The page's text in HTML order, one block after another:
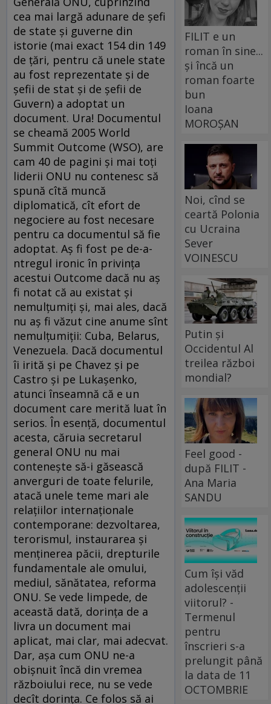
cea mai largă adunare de şefi
de state şi guverne din
istorie (mai exact 154 din 149
de ţări, pentru că unele state
au fost reprezentate şi de
şefii de stat şi de şefii de
Guvern) a adoptat un
document. Ura! Documentul
se cheamă 2005 World
Summit Outcome (WSO), are
cam 40 de pagini şi mai toţi
liderii ONU nu contenesc să
spună cîtă muncă
diplomatică, cît efort de
negociere au fost necesare
pentru ca documentul să fie
adoptat. Aş fi fost pe de-a-
ntregul ironic în privinţa
acestui Outcome dacă nu aş
fi notat că au existat şi
nemulţumiţi şi, mai ales, dacă
nu aş fi văzut cine anume sînt
nemulţumiţii: Cuba, Belarus,
Venezuela. Dacă documentul
îi irită şi pe Chavez şi pe
Castro şi pe Lukaşenko,
atunci înseamnă că e un
document care merită luat în
serios. În esenţă, documentul
acesta, căruia secretarul
general ONU nu mai
conteneşte să-i găsească
anverguri de toate felurile,
atacă unele teme mari ale
relaţiilor internaţionale
contemporane: dezvoltarea,
terorismul, instaurarea şi
menţinerea păcii, drepturile
fundamentale ale omului,
mediul, sănătatea, reforma
ONU. Se vede limpede, de
această dată, dorinţa de a
livra un document mai
aplicat, mai clar, mai adecvat.
Dar, aşa cum ONU ne-a
obişnuit încă din vremea
războiului rece, nu se vede
decît dorinţa. Ce folos să ai
FILIT e un
roman în sine...
și încă un
roman foarte
bun
Ioana
MOROȘAN
Noi, cînd se
ceartă Polonia
cu Ucraina
Sever
VOINESCU
Putin și
Occidentul Al
treilea război
mondial?
Feel good -
după FILIT -
Ana Maria
SANDU
Cum își văd
adolescenții
viitorul? -
Termenul
pentru
înscrieri s-a
prelungit până
la data de 11
OCTOMBRIE